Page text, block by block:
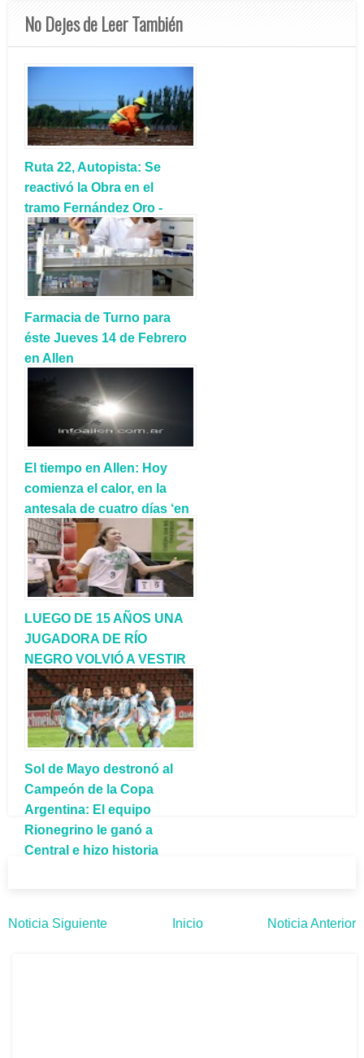
No Dejes de Leer También
Ruta 22, Autopista: Se
reactivó la Obra en el
tramo Fernández Oro -
Cipolletti
Farmacia de Turno para
éste Jueves 14 de Febrero
en Allen
El tiempo en Allen: Hoy
comienza el calor, en la
antesala de cuatro días ‘en
el horno’
LUEGO DE 15 AÑOS UNA
JUGADORA DE RÍO
NEGRO VOLVIÓ A VESTIR
LA CELESTE Y BLANCA
EN VÓLEY
Sol de Mayo destronó al
Campeón de la Copa
Argentina: El equipo
Rionegrino le ganó a
Central e hizo historia
Noticia Siguiente Inicio Noticia Anterior